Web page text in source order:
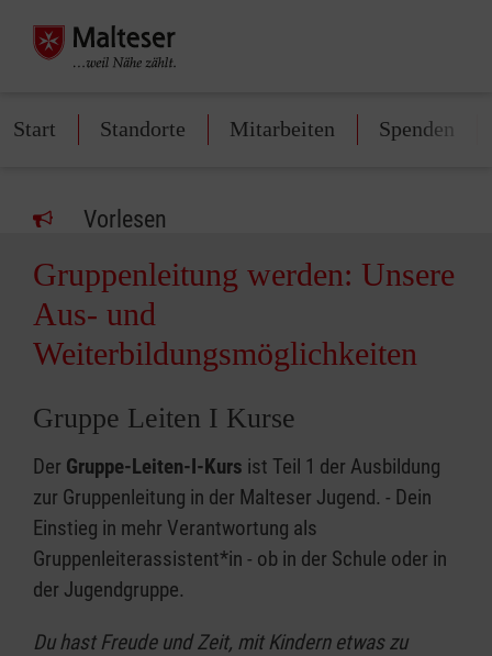
Start Standorte Mitarbeiten Spenden
Vorlesen
Gruppenleitung werden: Unsere
Aus- und
Weiterbildungsmöglichkeiten
Gruppe Leiten I Kurse
Der Gruppe-Leiten-I-Kurs ist Teil 1 der Ausbildung
zur Gruppenleitung in der Malteser Jugend. - Dein
Einstieg in mehr Verantwortung als
Gruppenleiterassistent*in - ob in der Schule oder in
der Jugendgruppe.
Du hast Freude und Zeit, mit Kindern etwas zu